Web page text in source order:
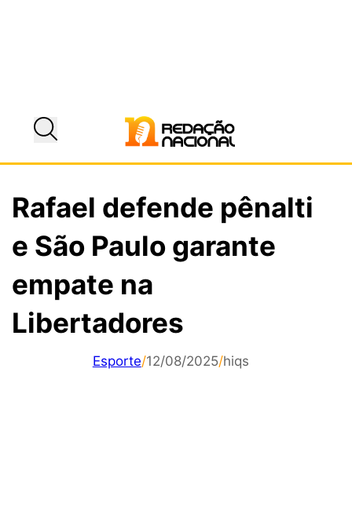
Rafael defende pênalti
e São Paulo garante
empate na
Libertadores
Esporte/12/08/2025/hiqs